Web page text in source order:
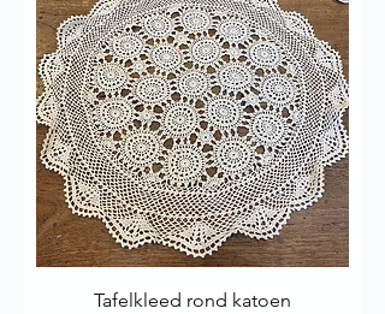
Tafelkleed rond katoen